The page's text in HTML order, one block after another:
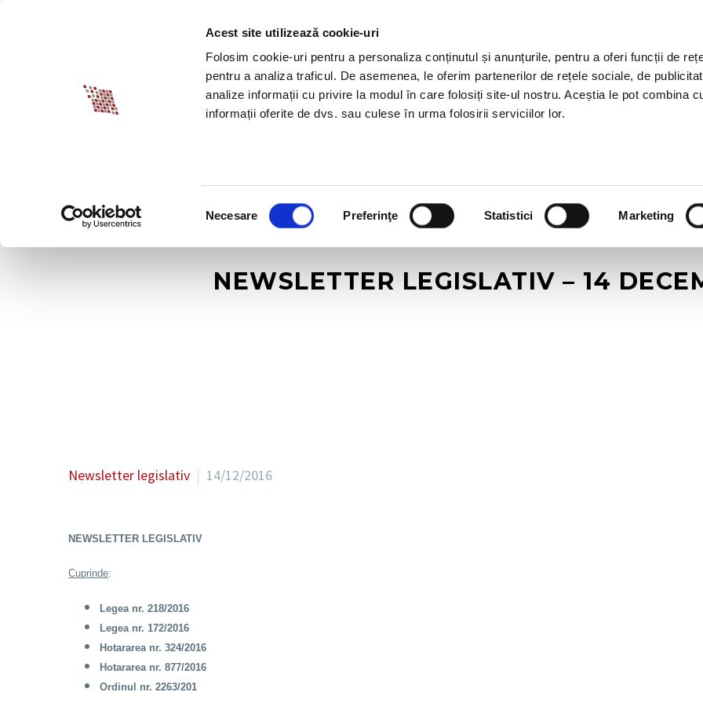
Acest site utilizează cookie-uri
Folosim cookie-uri pentru a personaliza conținutul și anunțurile, pentru a oferi funcții de
pentru a analiza traficul. De asemenea, le oferim partenerilor de rețele sociale, de
analize informații cu privire la modul în care folosiți site-ul nostru. Aceștia le pot combina
informații oferite de dvs. sau culese în urma folosirii serviciilor lor.
consimțământului
Necesare Preferinţe Statistici Marketing
DESPRE BIA PROMOTII HR
NEWSLETTER LEGISLATIV – 14
Newsletter legislativ 14/12/2016
NEWSLETTER LEGISLATIV
Cuprinde:
Legea nr. 218/2016
Legea nr. 172/2016
Hotararea nr. 324/2016
Hotararea nr. 877/2016
Ordinul nr. 2263/201